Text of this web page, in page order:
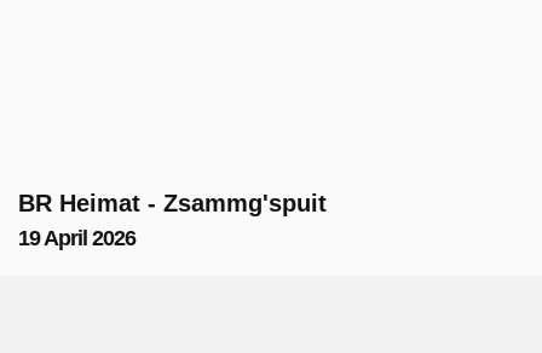
BR Heimat - Zsammg'spuit
19 April 2026